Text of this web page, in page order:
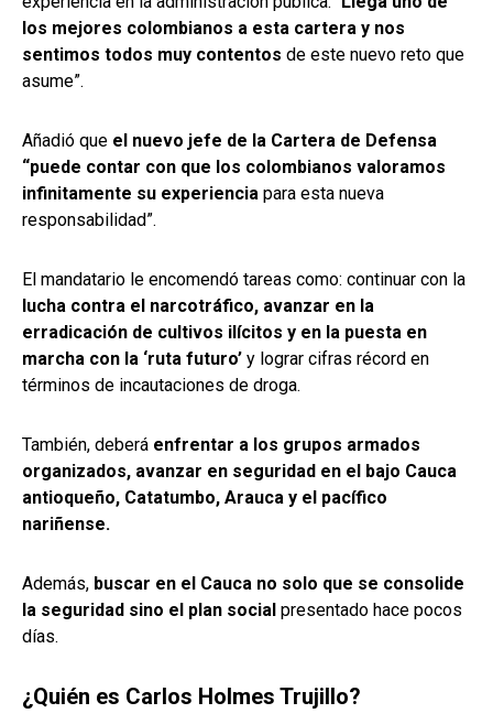
los mejores colombianos a esta cartera y nos
sentimos todos muy contentos de este nuevo reto que
asume”.
Añadió que el nuevo jefe de la Cartera de Defensa
“puede contar con que los colombianos valoramos
infinitamente su experiencia para esta nueva
responsabilidad”.
El mandatario le encomendó tareas como: continuar con la
lucha contra el narcotráfico, avanzar en la
erradicación de cultivos ilícitos y en la puesta en
marcha con la ‘ruta futuro’ y lograr cifras récord en
términos de incautaciones de droga.
También, deberá enfrentar a los grupos armados
organizados, avanzar en seguridad en el bajo Cauca
antioqueño, Catatumbo, Arauca y el pacífico
nariñense.
Además, buscar en el Cauca no solo que se consolide
la seguridad sino el plan social presentado hace pocos
días.
¿Quién es Carlos Holmes Trujillo?